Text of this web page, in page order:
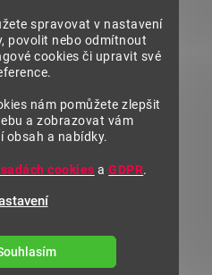
spravovat v nastavení
povolit nebo odmítnout
cookies či upravit své
nám pomůžete zlepšit
a zobrazovat vám
obsah a nabídky.
cookies aGDPR.